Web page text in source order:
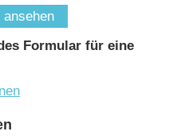
ansehen
Formular für eine